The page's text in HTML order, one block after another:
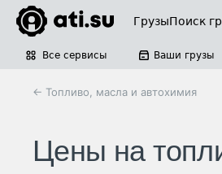
ГрузыПоиск
Все сервисы Ваши грузы
← Топливо, масла и автохимия
Цены на